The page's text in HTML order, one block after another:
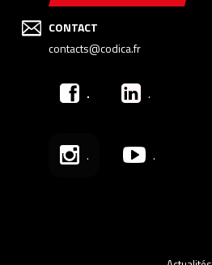
CONTACT
contacts@codica.fr
. .
. .